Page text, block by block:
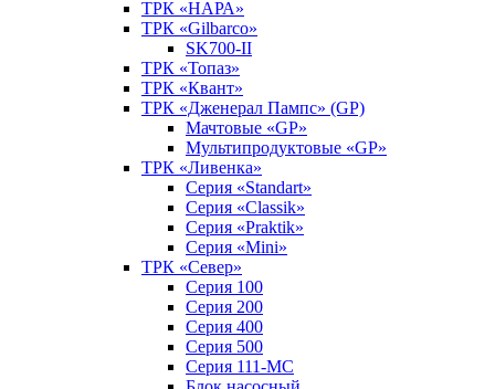
ТРК «НАРА»
ТРК «Gilbarco»
SK700-II
ТРК «Топаз»
ТРК «Квант»
ТРК «Дженерал Пампс» (GP)
Мачтовые «GP»
Мультипродуктовые «GP»
ТРК «Ливенка»
Серия «Standart»
Серия «Classik»
Серия «Praktik»
Серия «Mini»
ТРК «Север»
Серия 100
Серия 200
Серия 400
Серия 500
Серия 111-МС